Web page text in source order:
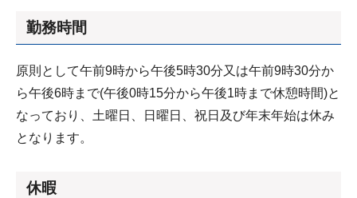
勤務時間
原則として午前9時から午後5時30分又は午前9時30分か
ら午後6時まで(午後0時15分から午後1時まで休憩時間)と
なっており、土曜日、日曜日、祝日及び年末年始は休み
となります。
休暇